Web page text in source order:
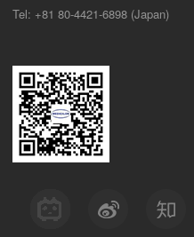
Tel: +81 80-4421-6898 (Japan)